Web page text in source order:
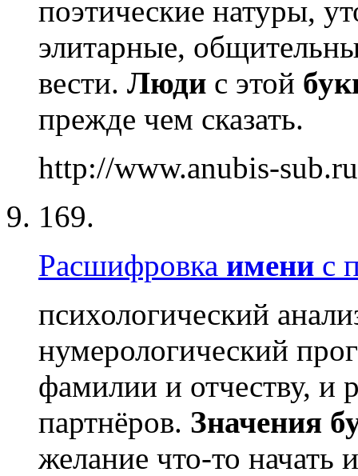
поэтические натуры,
элитарные,
вести. Люди с этой
прежде чем сказать.
http://www.anubis-
169.
Расшифровка имени с
психологический
нумерологический
фамилии и отчеству, и
партнёров. Значения
желание что-то начать